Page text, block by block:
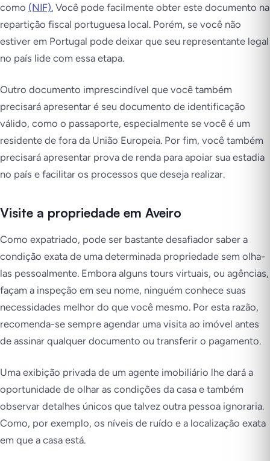
como (NIF). Você pode facilmente obter este documento na
repartição fiscal portuguesa local. Porém, se você não
estiver em Portugal pode deixar que seu representante legal
no país lide com essa etapa.
Outro documento imprescindível que você também
precisará apresentar é seu documento de identificação
válido, como o passaporte, especialmente se você é um
residente de fora da União Europeia. Por fim, você também
precisará apresentar prova de renda para apoiar sua estadia
no país e facilitar os processos que deseja realizar.
Visite a propriedade em Aveiro
Como expatriado, pode ser bastante desafiador saber a
condição exata de uma determinada propriedade sem olha-
las pessoalmente. Embora alguns tours virtuais, ou agências,
façam a inspeção em seu nome, ninguém conhece suas
necessidades melhor do que você mesmo. Por esta razão,
recomenda-se sempre agendar uma visita ao imóvel antes
de assinar qualquer documento ou transferir o pagamento.
Uma exibição privada de um agente imobiliário lhe dará a
oportunidade de olhar as condições da casa e também
observar detalhes únicos que talvez outra pessoa ignoraria.
Como, por exemplo, os níveis de ruído e a localização exata
em que a casa está.